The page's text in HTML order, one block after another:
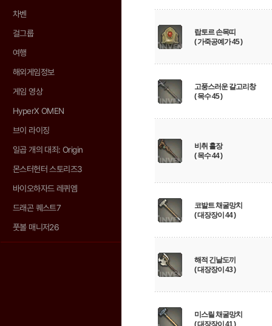
차벤
걸그룹
여행
해외게임정보
게임 영상
HyperX OMEN
브이 라이징
일곱 개의 대죄: Origin
몬스터헌터 스토리즈3
바이오하자드 레퀴엠
드래곤 퀘스트7
풋볼 매니저26
랍토르 손목띠
( 가죽공예가 45 )
고풍스러운 갈고리창
( 목수 45 )
비취 홀장
( 목수 44 )
코발트 채굴망치
( 대장장이 44 )
해적 긴날도끼
( 대장장이 43 )
미스릴 채굴망치
( 대장장이 41 )